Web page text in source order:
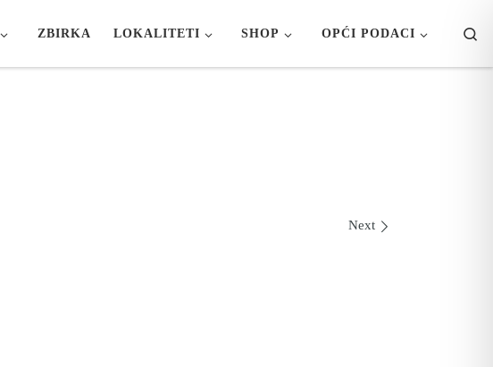
ZBIRKA LOKALITETI SHOP OPĆI PODACI
Next